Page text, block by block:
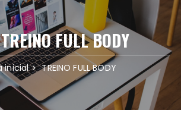
TREINO FULL BODY
inicial TREINO FULL BODY